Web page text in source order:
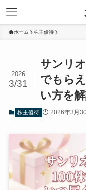
ホーム 株主優待
サンリ
でもら
い方を
2026
3/31
株主優待 2026年3月